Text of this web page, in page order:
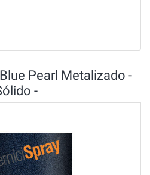
Pearl Metalizado -
-